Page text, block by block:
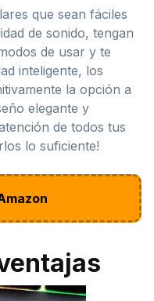
que sean fáciles
de sonido, tengan
de usar y te
inteligente, los
la opción a
elegante y
de todos tus
lo suficiente!